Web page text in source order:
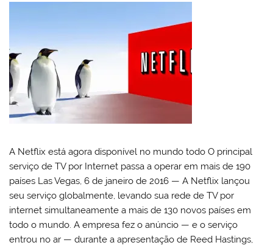
A Netflix está agora disponível no mundo todo O principal
serviço de TV por Internet passa a operar em mais de 190
países Las Vegas, 6 de janeiro de 2016 — A Netflix lançou
seu serviço globalmente, levando sua rede de TV por
internet simultaneamente a mais de 130 novos países em
todo o mundo. A empresa fez o anúncio — e o serviço
entrou no ar — durante a apresentação de Reed Hastings,